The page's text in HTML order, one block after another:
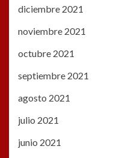
diciembre 2021
noviembre 2021
octubre 2021
septiembre 2021
agosto 2021
julio 2021
junio 2021